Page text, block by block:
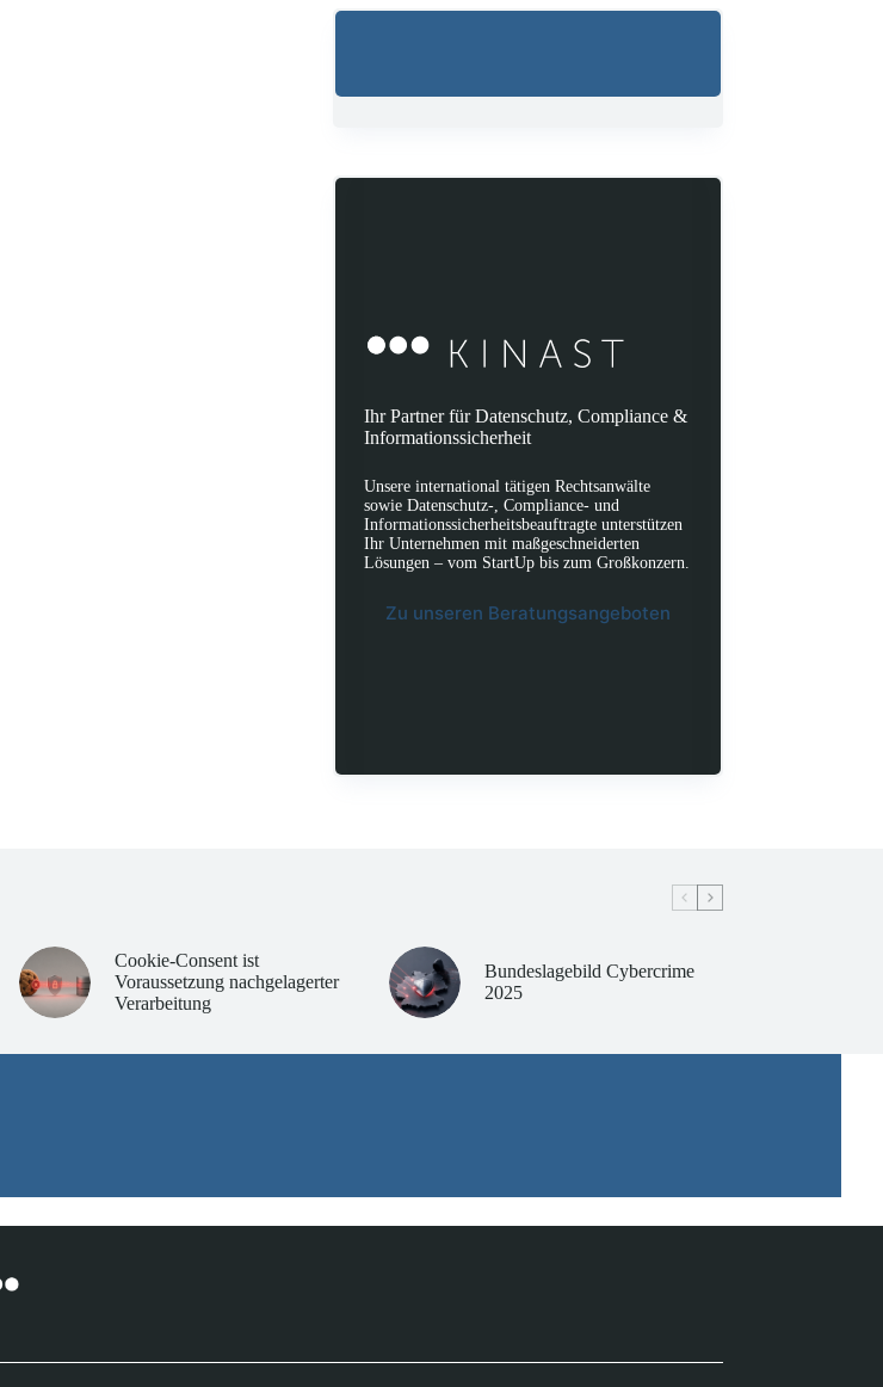
Ihr Partner für Datenschutz, Compliance &
Informationssicherheit
Unsere international tätigen Rechtsanwälte
sowie Datenschutz-, Compliance- und
Informationssicherheitsbeauftragte unterstützen
Ihr Unternehmen mit maßgeschneiderten
Lösungen – vom StartUp bis zum Großkonzern.
Zu unseren Beratungsangeboten
Cookie-Consent ist
Voraussetzung nachgelagerter
Verarbeitung
Bundeslagebild Cybercrime
2025